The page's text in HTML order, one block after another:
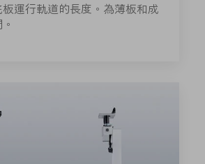
運行軌道的長度。為薄板和成